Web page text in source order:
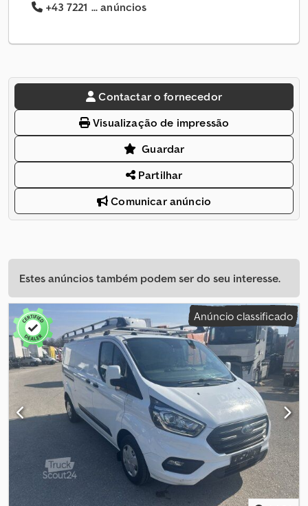
+43 7221 ... anúncios
Contactar o fornecedor
Visualização de impressão
Guardar
Partilhar
Comunicar anúncio
Estes anúncios também podem ser do seu interesse.
Anúncio classificado